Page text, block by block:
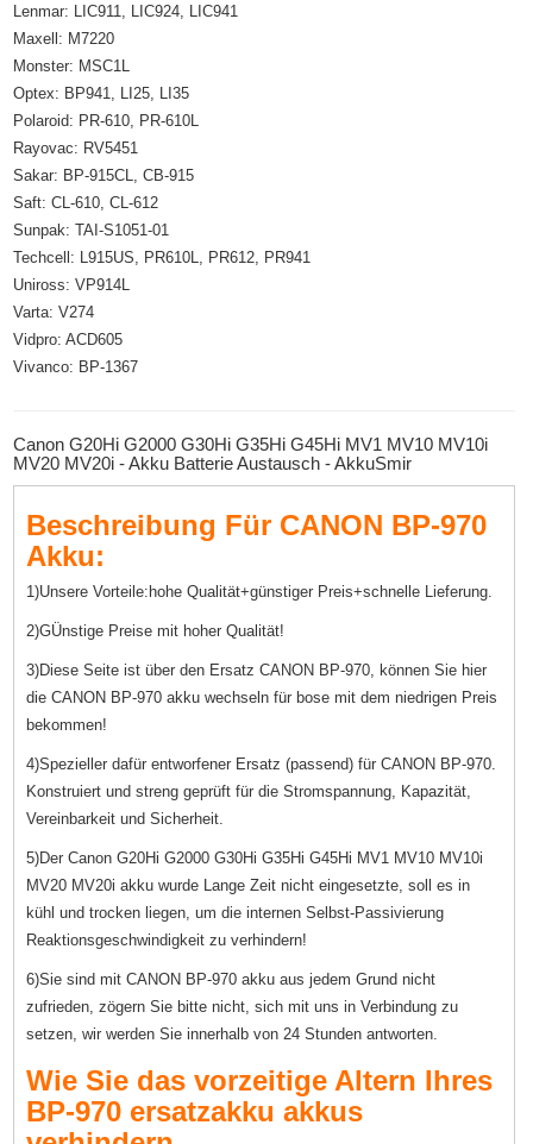
Lenmar: LIC911, LIC924, LIC941
Maxell: M7220
Monster: MSC1L
Optex: BP941, LI25, LI35
Polaroid: PR-610, PR-610L
Rayovac: RV5451
Sakar: BP-915CL, CB-915
Saft: CL-610, CL-612
Sunpak: TAI-S1051-01
Techcell: L915US, PR610L, PR612, PR941
Uniross: VP914L
Varta: V274
Vidpro: ACD605
Vivanco: BP-1367
Canon G20Hi G2000 G30Hi G35Hi G45Hi MV1 MV10 MV10i
MV20 MV20i - Akku Batterie Austausch - AkkuSmir
Beschreibung Für CANON BP-970
Akku:
1)Unsere Vorteile:hohe Qualität+günstiger Preis+schnelle Lieferung.
2)GÜnstige Preise mit hoher Qualität!
3)Diese Seite ist über den Ersatz CANON BP-970, können Sie hier
die CANON BP-970 akku wechseln für bose mit dem niedrigen Preis
bekommen!
4)Spezieller dafür entworfener Ersatz (passend) für CANON BP-970.
Konstruiert und streng geprüft für die Stromspannung, Kapazität,
Vereinbarkeit und Sicherheit.
5)Der Canon G20Hi G2000 G30Hi G35Hi G45Hi MV1 MV10 MV10i
MV20 MV20i akku wurde Lange Zeit nicht eingesetzte, soll es in
kühl und trocken liegen, um die internen Selbst-Passivierung
Reaktionsgeschwindigkeit zu verhindern!
6)Sie sind mit CANON BP-970 akku aus jedem Grund nicht
zufrieden, zögern Sie bitte nicht, sich mit uns in Verbindung zu
setzen, wir werden Sie innerhalb von 24 Stunden antworten.
Wie Sie das vorzeitige Altern Ihres
BP-970 ersatzakku akkus